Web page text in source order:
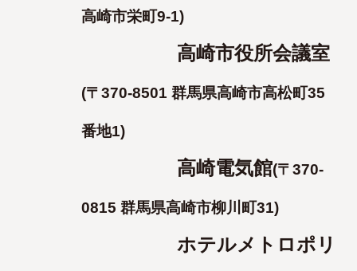
高崎市栄町9-1)
高崎市役所会議室
(〒370-8501 群馬県高崎市高松町35
番地1)
高崎電気館(〒370-
0815 群馬県高崎市柳川町31)
ホテルメトロポリ